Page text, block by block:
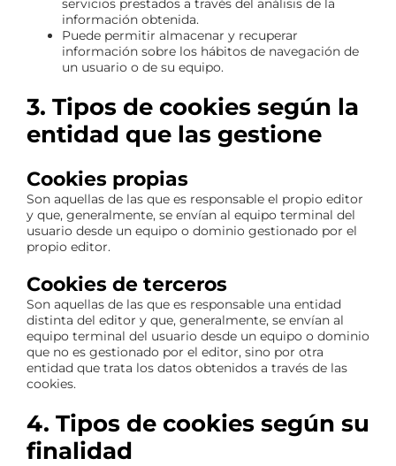
servicios prestados a través del análisis de la
información obtenida.
Puede permitir almacenar y recuperar
información sobre los hábitos de navegación de
un usuario o de su equipo.
3. Tipos de cookies según la
entidad que las gestione
Cookies propias
Son aquellas de las que es responsable el propio editor
y que, generalmente, se envían al equipo terminal del
usuario desde un equipo o dominio gestionado por el
propio editor.
Cookies de terceros
Son aquellas de las que es responsable una entidad
distinta del editor y que, generalmente, se envían al
equipo terminal del usuario desde un equipo o dominio
que no es gestionado por el editor, sino por otra
entidad que trata los datos obtenidos a través de las
cookies.
4. Tipos de cookies según su
finalidad